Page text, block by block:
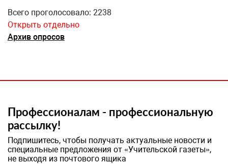
Всего проголосовало: 2238
Открыть отдельно
Архив опросов
Профессионалам - профессиональную
рассылку!
Подпишитесь, чтобы получать актуальные новости и
специальные предложения от «Учительской газеты»,
не выходя из почтового ящика